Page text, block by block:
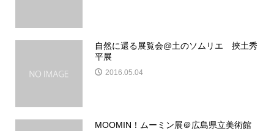
自然に還る展覧会@土のソムリエ 挾土秀
平展
2016.05.04
MOOMIN！ムーミン展＠広島県立美術館